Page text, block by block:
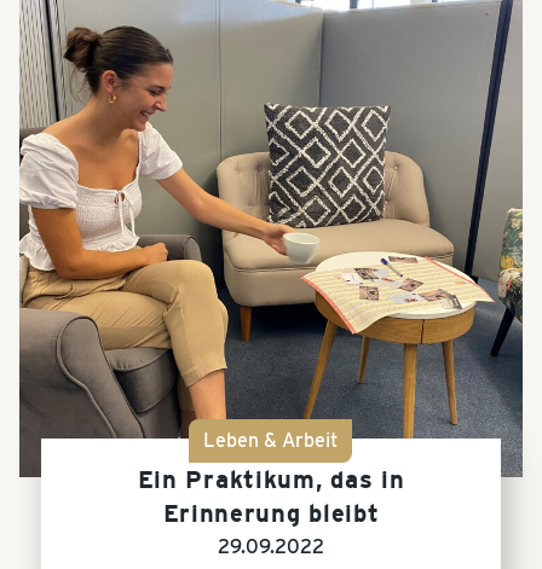
Leben & Arbeit
Ein Praktikum, das in
Erinnerung bleibt
29.09.2022